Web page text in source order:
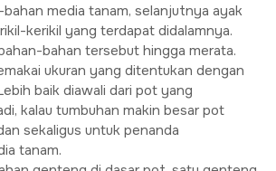
media tanam, selanjutnya ayak
kerikil yang terdapat didalamnya.
bahan tersebut hingga merata.
ukuran yang ditentukan dengan
baik diawali dari pot yang
kalau tumbuhan makin besar pot
sekaligus untuk penanda
tanam.